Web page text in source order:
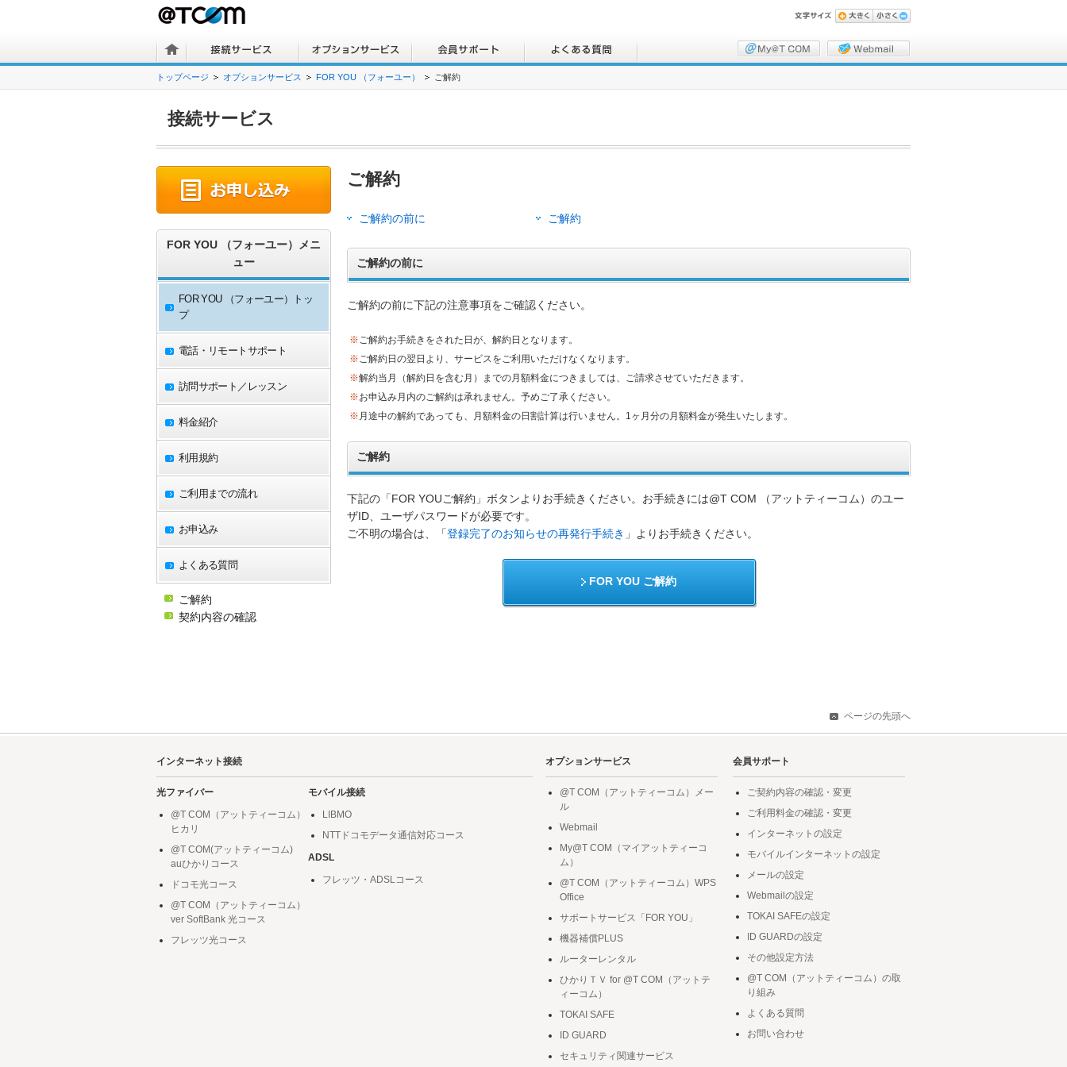
トップページ オプションサービス FOR YOU （フォーユー） ご解約
接続サービス
FOR YOU （フォーユー）メニ
ュー
FOR YOU （フォーユー）トッ
プ
電話・リモートサポート
訪問サポート／レッスン
料金紹介
利用規約
ご利用までの流れ
お申込み
よくある質問
ご解約
契約内容の確認
ご解約
ご解約の前に ご解約
ご解約の前に
ご解約の前に下記の注意事項をご確認ください。
※ご解約お手続きをされた日が、解約日となります。
※ご解約日の翌日より、サービスをご利用いただけなくなります。
※解約当月（解約日を含む月）までの月額料金につきましては、ご請求させていただきます。
※お申込み月内のご解約は承れません。予めご了承ください。
※ 月途中の解約であっても、月額料金の日割計算は行いません。1ヶ月分の月額料金が発生いたします。
ご解約
下記の「FOR YOUご解約」ボタンよりお手続きください。お手続きには@T COM （アットティーコム）のユー
ザID、ユーザパスワードが必要です。
ご不明の場合は、「 登録完了のお知らせの再発行手続き 」よりお手続きください。
FOR YOU ご解約
ページの先頭へ
インターネット接続
光ファイバー
@T COM（アットティーコム）
ヒカリ
@T COM(アットティーコム)
auひかりコース
ドコモ光コース
@T COM（アットティーコム）
ver SoftBank 光コース
フレッツ光コース
モバイル接続
LIBMO
NTTドコモデータ通信対応コース
ADSL
フレッツ・ADSLコース
オプションサービス
@T COM（アットティーコム）メー
ル
Webmail
My@T COM（マイアットティーコ
ム）
@T COM（アットティーコム）WPS
Office
サポートサービス「FOR YOU」
機器補償PLUS
ルーターレンタル
ひかりＴＶ for @T COM（アットテ
ィーコム）
TOKAI SAFE
ID GUARD
セキュリティ関連サービス
会員サポート
ご契約内容の確認・変更
ご利用料金の確認・変更
インターネットの設定
モバイルインターネットの設定
メールの設定
Webmailの設定
TOKAI SAFEの設定
ID GUARDの設定
その他設定方法
@T COM（アットティーコム）の取
り組み
よくある質問
お問い合わせ